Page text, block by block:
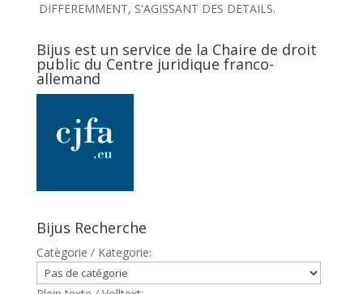
DIFFEREMMENT, S'AGISSANT DES DETAILS.
Bijus est un service de la Chaire de droit
public du Centre juridique franco-
allemand
Bijus Recherche
Catègorie / Kategorie: